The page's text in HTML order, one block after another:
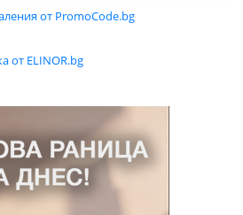
от PromoCode.bg
от ELINOR.bg